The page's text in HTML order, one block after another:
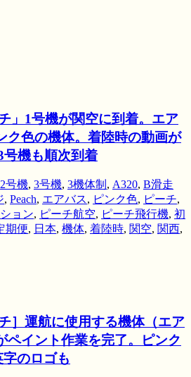
チ」1号機が関空に到着。エア
ク色の機体。着陸時の動画が
号機も順次到着
2号機, 3号機, 3機体制 , A320, B滑走
, Peach, エアバス, ピンク色, ピーチ,
ョン, ピーチ航空, ピーチ飛行機, 初
期便, 日本, 機体, 着陸時, 関空, 関西,
チ］運航に使用する機体（エア
ペイント作業を完了。ピンク
のロゴも